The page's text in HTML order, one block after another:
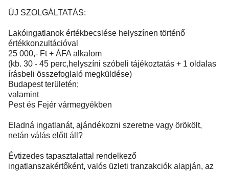
ÚJ SZOLGÁLTATÁS:
Lakóingatlanok értékbecslése helyszínen történő
értékkonzultációval
25 000,- Ft + ÁFA alkalom
(kb. 30 - 45 perc,helyszíni szóbeli tájékoztatás + 1 oldalas
írásbeli összefoglaló megküldése)
Budapest területén;
valamint
Pest és Fejér vármegyékben
Eladná ingatlanát, ajándékozni szeretne vagy örökölt,
netán válás előtt áll?
Évtizedes tapasztalattal rendelkező
ingatlanszakértőként, valós üzleti tranzakciók alapján, az